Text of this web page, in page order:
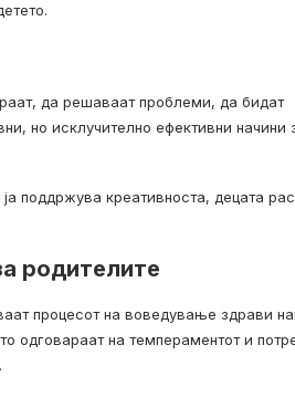
да решаваат проблеми, да бидат
но исклучително ефективни начини
поддржува креативноста, децата
родителите
процесот на воведување здрави
одговараат на темпераментот и